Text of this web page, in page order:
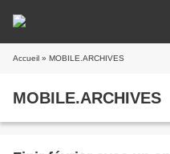
Accueil » MOBILE.ARCHIVES
MOBILE.ARCHIVES